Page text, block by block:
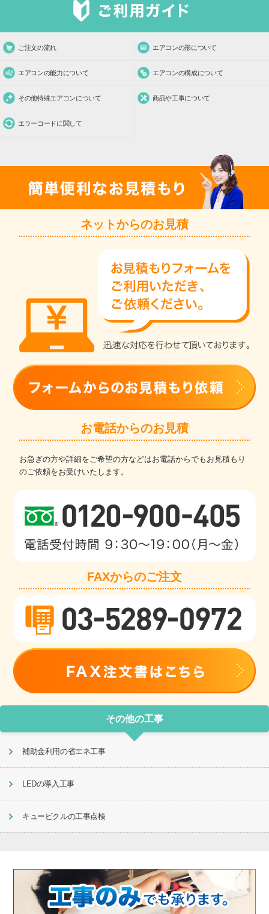
ご注文の流れ エアコンの形について
エアコンの能力について エアコンの構成について
その他特殊エアコンについて 商品や工事について
エラーコードに関して
ネットからのお見積
お電話からのお見積
お急ぎの方や詳細をご希望の方などはお電話からでもお見積もり
のご依頼をお受けいたします。
FAXからのご注文
その他の工事
補助金利用の省エネ工事
LEDの導入工事
キュービクルの工事点検